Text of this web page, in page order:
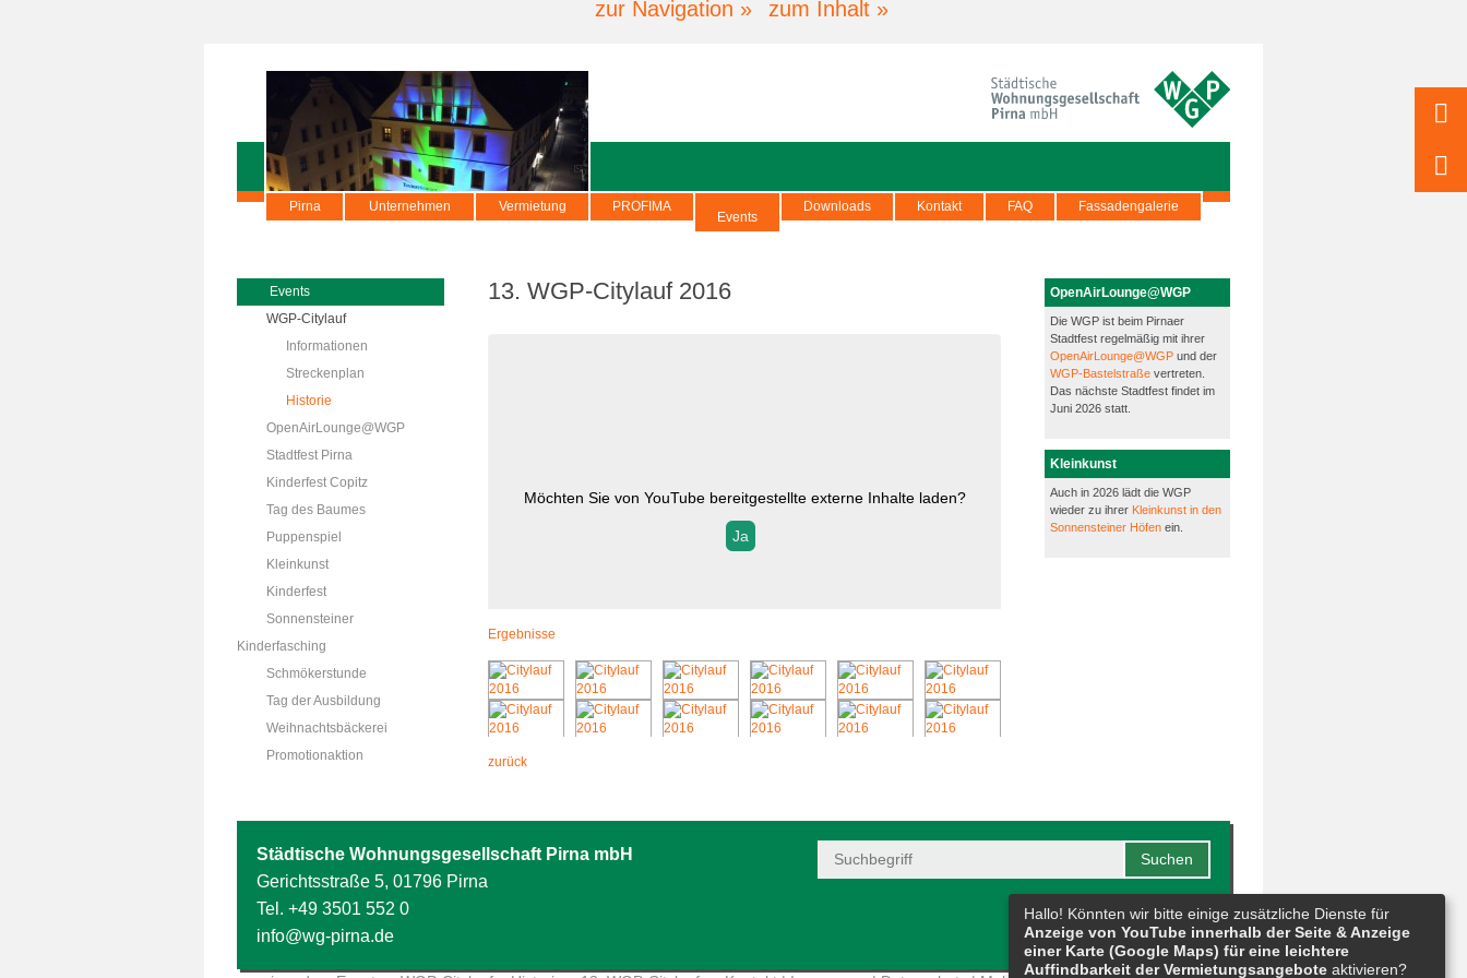
zur Navigation » zum Inhalt »
Pirna Unternehmen Vermietung PROFIMA
Events
Downloads Kontakt FAQ Fassadengalerie
Events
WGP-Citylauf
Informationen
Streckenplan
Historie
OpenAirLounge@WGP
Stadtfest Pirna
Kinderfest Copitz
Tag des Baumes
Puppenspiel
Kleinkunst
Kinderfest
Sonnensteiner
Kinderfasching
Schmökerstunde
Tag der Ausbildung
Weihnachtsbäckerei
Promotionaktion
13. WGP-Citylauf 2016
Möchten Sie von YouTubebereitgestellte externe Inhalte laden?
Ja
Ergebnisse
zurück
OpenAirLounge@WGP
Die WGP ist beim Pirnaer
Stadtfest regelmäßig mit ihrer
OpenAirLounge@WGP und der
WGP-Bastelstraße vertreten.
Das nächste Stadtfest findet im
Juni 2026 statt.
Kleinkunst
Auch in 2026 lädt die WGP
wieder zu ihrer Kleinkunst in den
Sonnensteiner Höfen ein.
Städtische Wohnungsgesellschaft Pirna mbH
Gerichtsstraße 5, 01796 Pirna
Tel. +49 3501 552 0
info@wg-pirna.de
Hallo! Könnten wir bitte einige zusätzliche Dienste für
Anzeige von YouTube innerhalb der Seite & Anzeige
einer Karte (Google Maps) für eine leichtere
Auffindbarkeit der Vermietungsangebote aktivieren?